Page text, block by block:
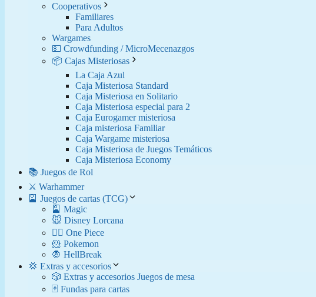
Cooperativos
Familiares
Para Adultos
Wargames
💵 Crowdfunding / MicroMecenazgos
📦 Cajas Misteriosas
La Caja Azul
Caja Misteriosa Standard
Caja Misteriosa en Solitario
Caja Misteriosa especial para 2
Caja Eurogamer misteriosa
Caja misteriosa Familiar
Caja Wargame misteriosa
Caja Misteriosa de Juegos Temáticos
Caja Misteriosa Economy
📚 Juegos de Rol
⚔️ Warhammer
🎴 Juegos de cartas (TCG)
🎴 Magic
🐭 Disney Lorcana
🏴‍☠️ One Piece
🐹 Pokemon
🧛​ HellBreak
💢 Extras y accesorios
🎲 Extras y accesorios Juegos de mesa
🃏 Fundas para cartas